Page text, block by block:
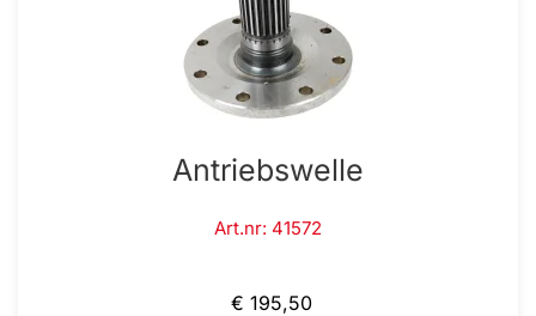
Antriebswelle
Art.nr: 41572
€ 195,50